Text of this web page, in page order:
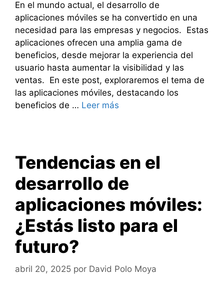
En el mundo actual, el desarrollo de
aplicaciones móviles se ha convertido en una
necesidad para las empresas y negocios. Estas
aplicaciones ofrecen una amplia gama de
beneficios, desde mejorar la experiencia del
usuario hasta aumentar la visibilidad y las
ventas. En este post, exploraremos el tema de
las aplicaciones móviles, destacando los
beneficios de … Leer más
Tendencias en el
desarrollo de
aplicaciones móviles:
¿Estás listo para el
futuro?
abril 20, 2025 por David Polo Moya